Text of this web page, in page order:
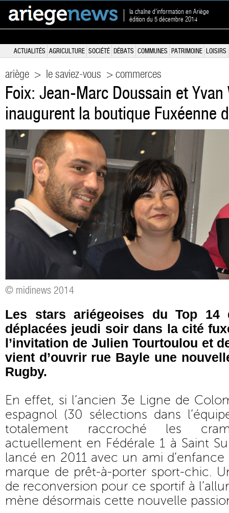
la chaîne d'information en Ariège
édition du 5 décembre 2014
ACTUALITÉS AGRICULTURE SOCIÉTÉ DÉBATS COMMUNES PATRIMOINE LOISIRS
ariège > le saviez-vous > commerces
Foix: Jean-Marc Doussain et
inaugurent la boutique Fuxéenne
© midinews 2014
Les stars ariégeoises du Top 14
déplacées jeudi soir dans la cité
l’invitation de Julien Tourtoulou et
vient d’ouvrir rue Bayle une
Rugby.
En effet, si l’ancien 3e Ligne de
espagnol (30 sélections dans
totalement raccroché les
actuellement en Fédérale 1 à Saint
lancé en 2011 avec un ami
marque de prêt-à-porter sport-chic.
de reconversion pour ce sportif à
mène désormais cette nouvelle